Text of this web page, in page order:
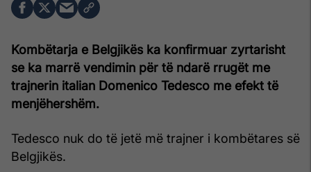
Kombëtarja e Belgjikës ka konfirmuar zyrtarisht
se ka marrë vendimin për të ndarë rrugët me
trajnerin italian Domenico Tedesco me efekt të
menjëhershëm.
Tedesco nuk do të jetë më trajner i kombëtares së
Belgjikës.